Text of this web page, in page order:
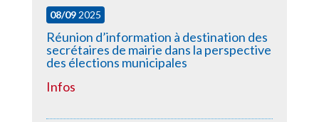
08/092025
Réunion d’information à destination des
secrétaires de mairie dans la perspective
des élections municipales
Infos